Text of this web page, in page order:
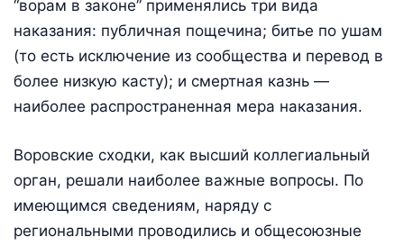
“ворам в законе” применялись три вида
наказания: публичная пощечина; битье по ушам
(то есть исключение из сообщества и перевод в
более низкую касту); и смертная казнь —
наиболее распространенная мера наказания.
Воровские сходки, как высший коллегиальный
орган, решали наиболее важные вопросы. По
имеющимся сведениям, наряду с
региональными проводились и общесоюзные